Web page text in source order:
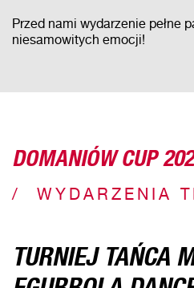
Przed nami wydarzenie pełne
niesamowitych emocji!
DOMANIÓW CUP
WYDARZENIA
TURNIEJ TAŃCA